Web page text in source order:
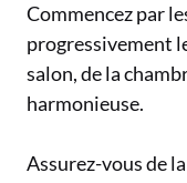
Commencez par
progressivement
salon, de la
harmonieuse.
Assurez-vous de la